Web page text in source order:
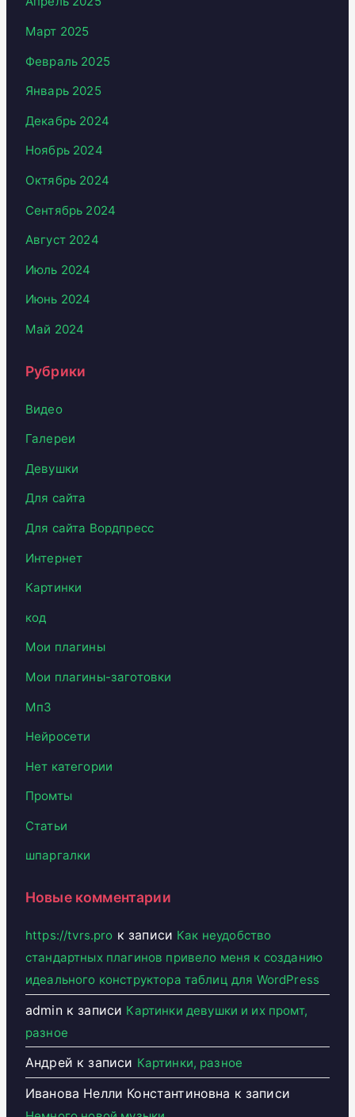
Март 2025
Февраль 2025
Январь 2025
Декабрь 2024
Ноябрь 2024
Октябрь 2024
Сентябрь 2024
Август 2024
Июль 2024
Июнь 2024
Май 2024
Рубрики
Видео
Галереи
Девушки
Для сайта
Для сайта Вордпресс
Интернет
Картинки
код
Мои плагины
Мои плагины-заготовки
Мп3
Нейросети
Нет категории
Промты
Статьи
шпаргалки
Новые комментарии
https://tvrs.pro к записи Как неудобство
стандартных плагинов привело меня к созданию
идеального конструктора таблиц для WordPress
adminк записи Картинки девушки и их промт,
разное
Андрей к записи Картинки, разное
Иванова Нелли Константиновна к записи